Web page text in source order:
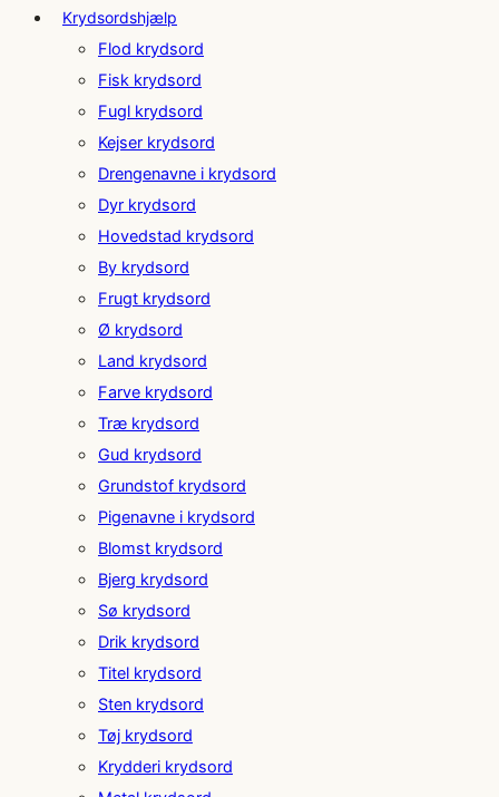
Krydsordshjælp
Flod krydsord
Fisk krydsord
Fugl krydsord
Kejser krydsord
Drengenavne i krydsord
Dyr krydsord
Hovedstad krydsord
By krydsord
Frugt krydsord
Ø krydsord
Land krydsord
Farve krydsord
Træ krydsord
Gud krydsord
Grundstof krydsord
Pigenavne i krydsord
Blomst krydsord
Bjerg krydsord
Sø krydsord
Drik krydsord
Titel krydsord
Sten krydsord
Tøj krydsord
Krydderi krydsord